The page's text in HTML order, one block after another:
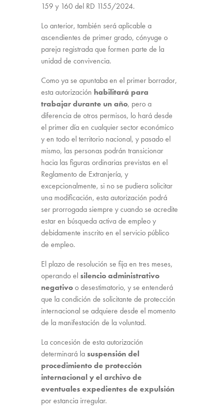
159 y 160 del RD 1155/2024.
Lo anterior, también será aplicable a
ascendientes de primer grado, cónyuge o
pareja registrada que formen parte de la
unidad de convivencia.
Como ya se apuntaba en el primer borrador,
esta autorización habilitará para
trabajar durante un año, pero a
diferencia de otros permisos, lo hará desde
el primer día en cualquier sector económico
y en todo el territorio nacional, y pasado el
mismo, las personas podrán transicionar
hacia las figuras ordinarias previstas en el
Reglamento de Extranjería, y
excepcionalmente, si no se pudiera solicitar
una modificación, esta autorización podrá
ser prorrogada siempre y cuando se acredite
estar en búsqueda activa de empleo y
debidamente inscrito en el servicio público
de empleo.
El plazo de resolución se fija en tres meses,
operando el silencio administrativo
negativoo desestimatorio, y se entenderá
que la condición de solicitante de protección
internacional se adquiere desde el momento
de la manifestación de la voluntad.
La concesión de esta autorización
determinará la suspensión del
procedimiento de protección
internacional y el archivo de
eventuales expedientes de expulsión
por estancia irregular.